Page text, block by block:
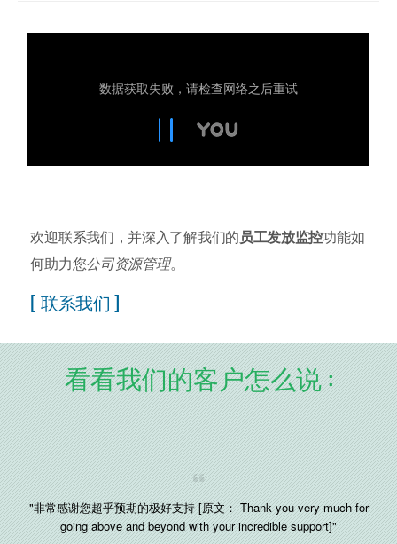
欢迎联系我们，并深入了解我们的员工发放监控功能如
何助力您公司资源管理。
[ 联系我们 ]
看看我们的客户怎么说 :
"非常感谢您超乎预期的极好支持 [原文： Thank you very much for
going above and beyond with your incredible support]"